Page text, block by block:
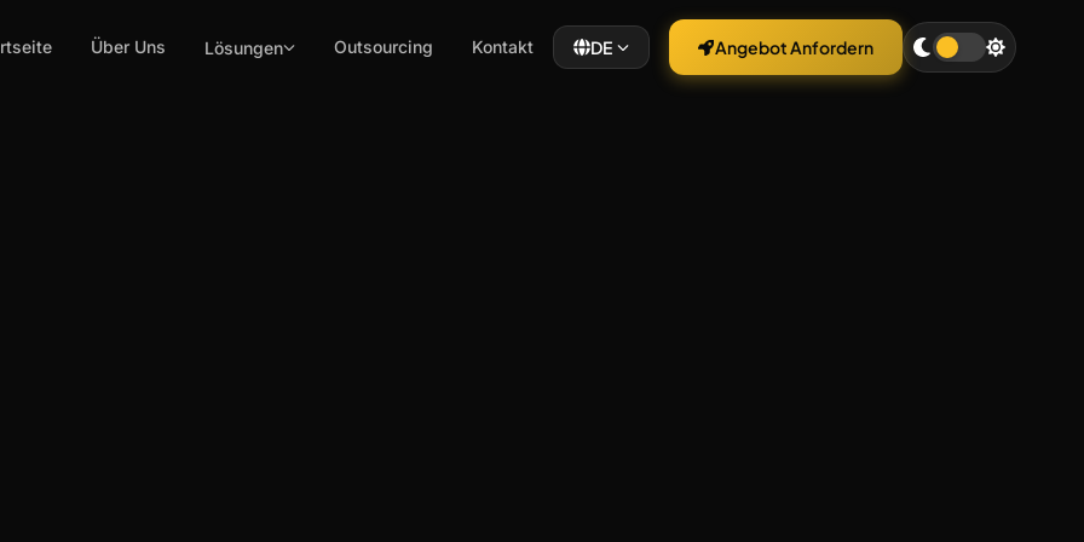
Über Uns Lösungen Outsourcing Kontakt DE Angebot Anfordern